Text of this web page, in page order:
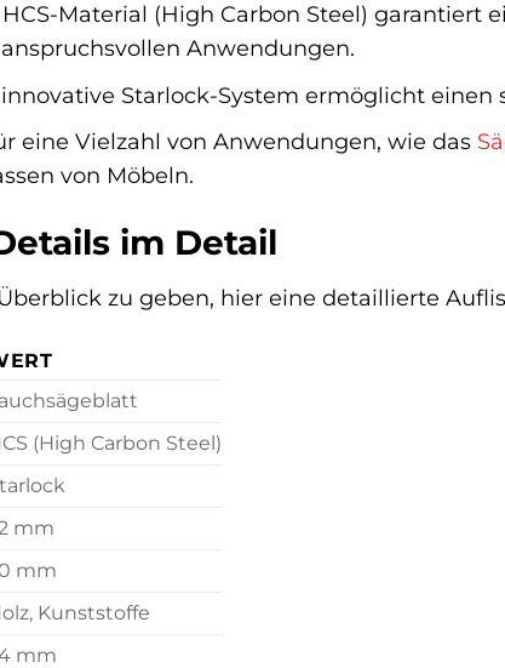
HCS-Material (High Carbon Steel)
Anwendungen.
innovative Starlock-System ermöglicht
eine Vielzahl von Anwendungen, wie das
von Möbeln.
im Detail
zu geben, hier eine detaillierte
(High Carbon Steel)
mm
mm
Kunststoffe
mm